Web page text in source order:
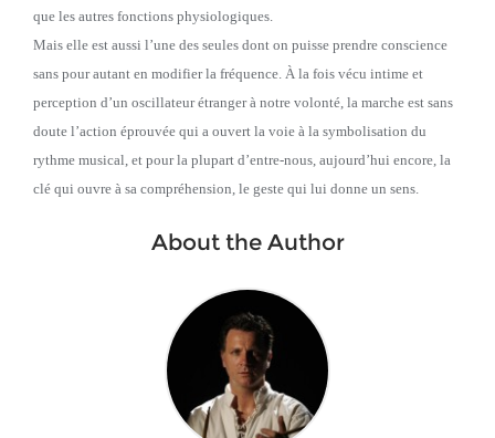
que les autres fonctions physiologiques.
Mais elle est aussi l’une des seules dont on puisse prendre conscience
sans pour autant en modifier la fréquence. À la fois vécu intime et
perception d’un oscillateur étranger à notre volonté, la marche est sans
doute l’action éprouvée qui a ouvert la voie à la symbolisation du
rythme musical, et pour la plupart d’entre-nous, aujourd’hui encore, la
clé qui ouvre à sa compréhension, le geste qui lui donne un sens.
About the Author